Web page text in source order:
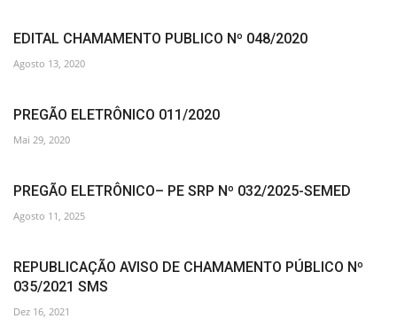
EDITAL CHAMAMENTO PUBLICO Nº 048/2020
Agosto 13, 2020
PREGÃO ELETRÔNICO 011/2020
Mai 29, 2020
PREGÃO ELETRÔNICO– PE SRP Nº 032/2025-SEMED
Agosto 11, 2025
REPUBLICAÇÃO AVISO DE CHAMAMENTO PÚBLICO Nº
035/2021 SMS
Dez 16, 2021